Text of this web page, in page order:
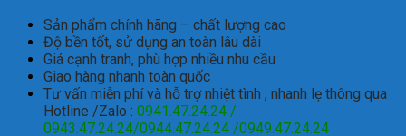
Sản phẩm chính hãng – chất lượng cao
Độ bền tốt, sử dụng an toàn lâu dài
Giá cạnh tranh, phù hợp nhiều nhu cầu
Giao hàng nhanh toàn quốc
Tư vấn miễn phí và hỗ trợ nhiệt tình , nhanh lẹ thông qua
Hotline /Zalo : 0941.47.24.24 /
0943.47.24.24/0944.47.24.24 /0949.47.24.24